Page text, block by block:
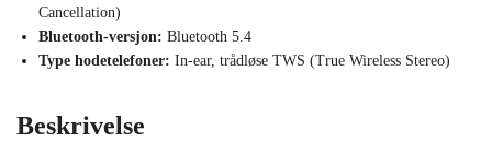
Cancellation)
Bluetooth-versjon: Bluetooth 5.4
Type hodetelefoner: In-ear, trådløse TWS (True Wireless Stereo)
Beskrivelse